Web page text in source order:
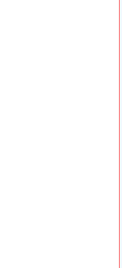
专业办理10万-500万股权变更（执照/地税
缺少原产地证/植检证的北美加洲铁杉如
【重庆加洲新牌坊后勤人员招聘网_后勤
美国光少女加州葡萄干广州进口报关办理
深圳健身爱好者注意！！深动卡（深动一
加洲光3月29日举办多层现房大型让利活
【CEC美国加洲能源之星认证,CEC认证优
【客户月薪2000加提成加金,重庆多才广
【办理加洲CEC认证,加拿大IC认证,欧洲
市民；油烟、噪声查处不满意！市环保局